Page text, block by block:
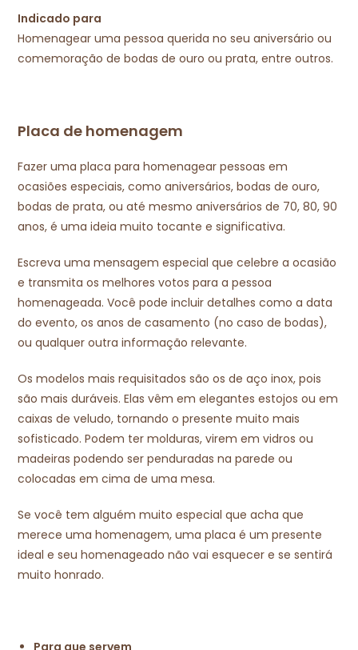
Indicado para
Homenagear uma pessoa querida no seu aniversário ou
comemoração de bodas de ouro ou prata, entre outros.
Placa de homenagem
Fazer uma placa para homenagear pessoas em
ocasiões especiais, como aniversários, bodas de ouro,
bodas de prata, ou até mesmo aniversários de 70, 80, 90
anos, é uma ideia muito tocante e significativa.
Escreva uma mensagem especial que celebre a ocasião
e transmita os melhores votos para a pessoa
homenageada. Você pode incluir detalhes como a data
do evento, os anos de casamento (no caso de bodas),
ou qualquer outra informação relevante.
Os modelos mais requisitados são os de aço inox, pois
são mais duráveis. Elas vêm em elegantes estojos ou em
caixas de veludo, tornando o presente muito mais
sofisticado. Podem ter molduras, virem em vidros ou
madeiras podendo ser penduradas na parede ou
colocadas em cima de uma mesa.
Se você tem alguém muito especial que acha que
merece uma homenagem, uma placa é um presente
ideal e seu homenageado não vai esquecer e se sentirá
muito honrado.
Para que servem